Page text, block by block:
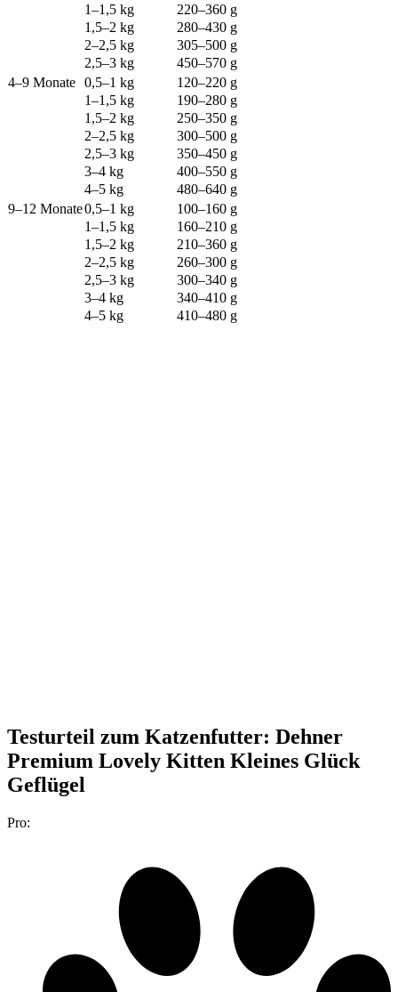
1–1,5 kg
220–360 g
1,5–2 kg
280–430 g
2–2,5 kg
305–500 g
2,5–3 kg
450–570 g
4–9 Monate 0,5–1 kg
120–220 g
1–1,5 kg
190–280 g
1,5–2 kg
250–350 g
2–2,5 kg
300–500 g
2,5–3 kg
350–450 g
3–4 kg
400–550 g
4–5 kg
480–640 g
9–12 Monate0,5–1 kg
100–160 g
1–1,5 kg
160–210 g
1,5–2 kg
210–360 g
2–2,5 kg
260–300 g
2,5–3 kg
300–340 g
3–4 kg
340–410 g
4–5 kg
410–480 g
Testurteil zum Katzenfutter: Dehner
Premium Lovely Kitten Kleines Glück
Geflügel
Pro: